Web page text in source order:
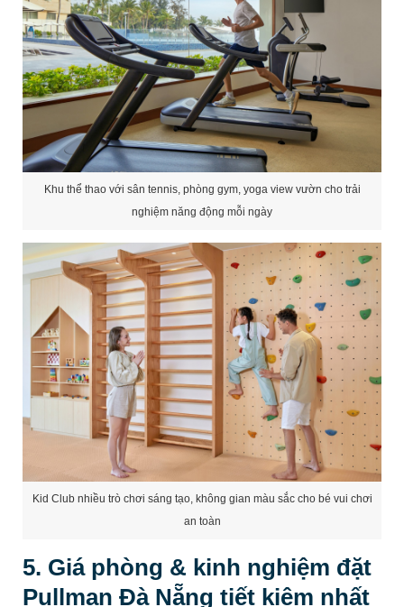
Khu thể thao với sân tennis, phòng gym, yoga view vườn cho trải
nghiệm năng động mỗi ngày
Kid Club nhiều trò chơi sáng tạo, không gian màu sắc cho bé vui chơi
an toàn
5. Giá phòng & kinh nghiệm đặt
Pullman Đà Nẵng tiết kiệm nhất
Giá phòng tại Pullman Đà Nẵng thuộc phân khúc 5 sao,
15.000.000+ VNĐ/đêmtùy hạng phòng/bungalow và
thời điểm. Để có giá tốt nhất, bạn nên
lên kế hoạch